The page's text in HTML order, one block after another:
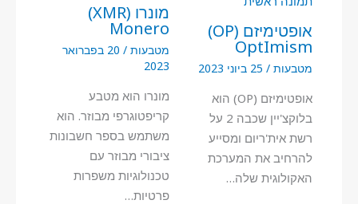
אופטימיזם (OP)
OptImism
מטבעות / 25 ביוני 2023
אופטימיזם (OP) הוא
בלוקצ'יין שכבה 2 על
רשת אית'ריום ומסייע
להרחיב את המערכת
האקולוגית שלה…
מונרו (XMR)
Monero
מטבעות /
20 בפברואר
2023
מונרו הוא מטבע
קריפטוגרפי מבוזר. הוא
משתמש בספר חשבונות
ציבורי מבוזר עם
טכנולוגיות משפרות
פרטיות…